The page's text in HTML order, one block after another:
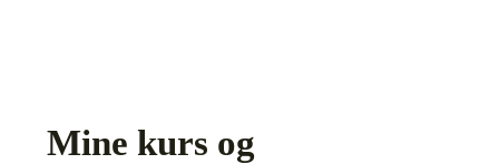
Mine kurs og